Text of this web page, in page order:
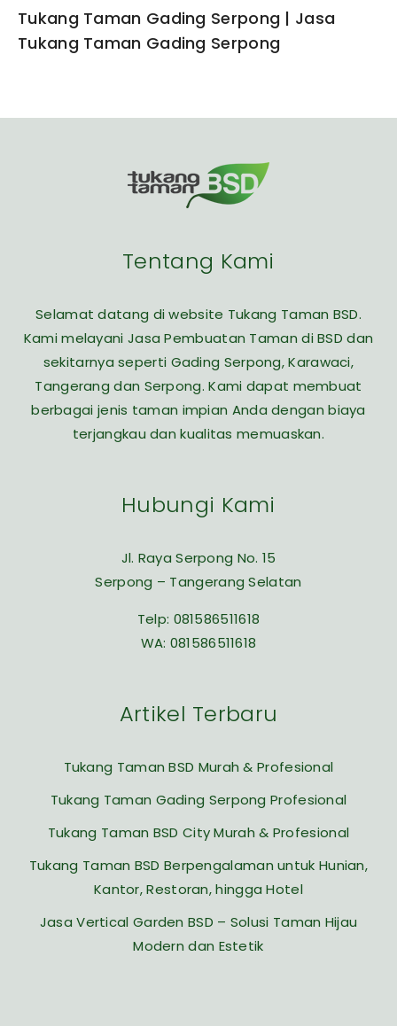
Tukang Taman Gading Serpong | Jasa
Tukang Taman Gading Serpong
Tentang Kami
Selamat datang di website Tukang Taman BSD.
Kami melayani Jasa Pembuatan Taman di BSD dan
sekitarnya seperti Gading Serpong, Karawaci,
Tangerang dan Serpong. Kami dapat membuat
berbagai jenis taman impian Anda dengan biaya
terjangkau dan kualitas memuaskan.
Hubungi Kami
Jl. Raya Serpong No. 15
Serpong – Tangerang Selatan
Telp: 081586511618
WA: 081586511618
Artikel Terbaru
Tukang Taman BSD Murah & Profesional
Tukang Taman Gading Serpong Profesional
Tukang Taman BSD City Murah & Profesional
Tukang Taman BSD Berpengalaman untuk Hunian,
Kantor, Restoran, hingga Hotel
Jasa Vertical Garden BSD – Solusi Taman Hijau
Modern dan Estetik